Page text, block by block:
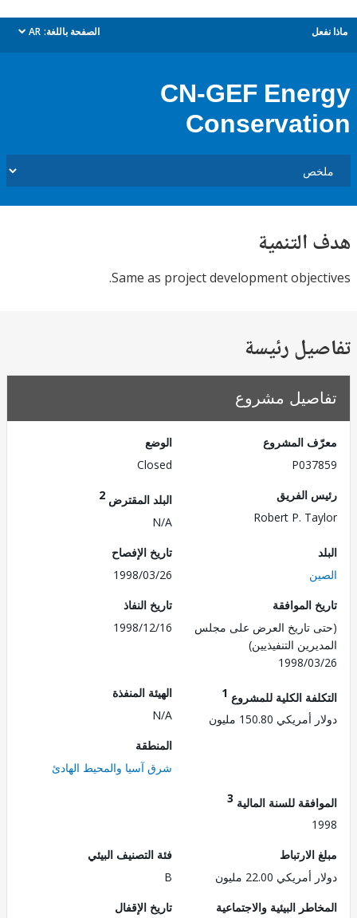
الصفحة باللغة: AR
dropdown
CN-GEF
Same as project development
رئيسة
مشروع
المشروع
الفريق
Robert P.
البلد المقترض
تاريخ الإفصاح
1998/03/26
الموافقة
تاريخ العرض على مجلس
التنفيذيين)
1998/
تاريخ النفاذ
1998/12/16
الكلية للمشروع1
150.80 مليون
الهيئة المنفذة
شرق آسيا والمحيط الهادئ
للسنة المالية3
22.00 مليون
فئة التصنيف البيئي
البيئية والاجتماعية
تاريخ الإقفال